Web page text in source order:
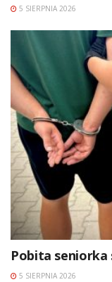
5 SIERPNIA 2026
Pobita seniorka
5 SIERPNIA 2026